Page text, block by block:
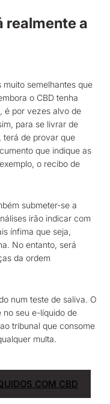
realmente a
muito semelhantes que
o CBD tenha
é por vezes alvo de
para se livrar de
terá de provar que
que indique as
o recibo de
submeter-se a
irão indicar com
ínfima que seja,
No entanto, será
da ordem
num teste de saliva. O
no seu e-líquido de
tribunal que consome
multa.
COM CBD